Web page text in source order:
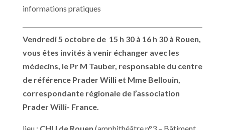
informations pratiques
Vendredi 5 octobre de 15 h 30 à 16 h 30 à Rouen,
vous êtes invités à venir échanger avec les
médecins, le Pr M Tauber, responsable du centre
de référence Prader Willi et Mme Bellouin,
correspondante régionale de l’association
Prader Willi- France.